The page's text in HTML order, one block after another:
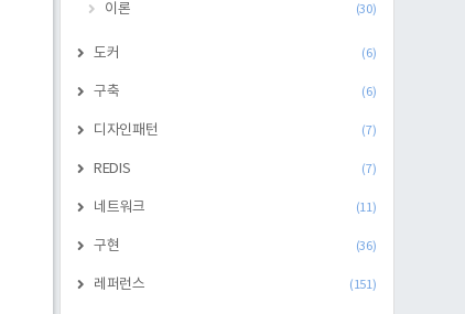
이론 (30)
도커 (6)
구축 (6)
디자인패턴 (7)
REDIS (7)
네트워크 (11)
구현 (36)
레퍼런스 (151)